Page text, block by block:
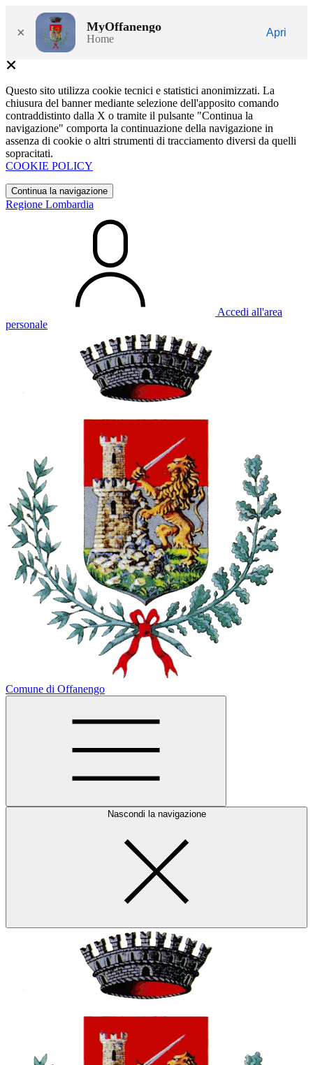
× MyOffanengo
Home
Apri
Questo sito utilizza cookie tecnici e statistici anonimizzati. La
chiusura del banner mediante selezione dell'apposito comando
contraddistinto dalla X o tramite il pulsante "Continua la
navigazione" comporta la continuazione della navigazione in
assenza di cookie o altri strumenti di tracciamento diversi da quelli
sopracitati.
COOKIE POLICY
Continua la navigazione
Regione Lombardia
Accedi all'area
personale
Comune di Offanengo
Nascondi la navigazione